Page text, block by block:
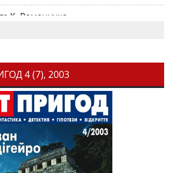
К. Романчука
4 (7), 2003